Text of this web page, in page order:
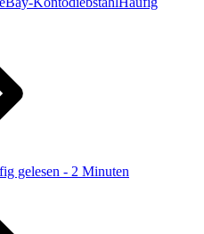
gelesen - 2 Minuten